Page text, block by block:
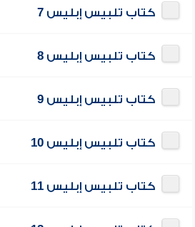
كتاب تلبيس إبليس 7
كتاب تلبيس إبليس 8
كتاب تلبيس إبليس 9
كتاب تلبيس إبليس 10
كتاب تلبيس إبليس 11